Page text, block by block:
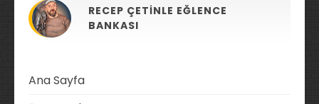
RECEP ÇETINLE EĞLENCE
BANKASI
Ana Sayfa